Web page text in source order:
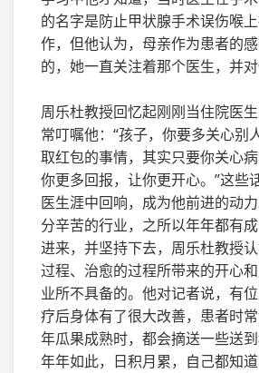
的名字是防止甲状腺手术误伤喉
作，但他认为，母亲作为患者的
的，她一直关注着那个医生，并对
周乐杜教授回忆起刚刚当住院医
常叮嘱他：“孩子，你要多关心别
取红包的事情，其实只要你关心
你更多回报，让你更开心。”这些
医生涯中回响，成为他前进的动
分辛苦的行业，之所以年年都有
进来，并坚持下去，周乐杜教授
过程、治愈的过程所带来的开心
业所不具备的。他对记者说，有
疗后身体有了很大改善，患者时
年瓜果成熟时，都会摘送一些送到
年年如此，日积月累，自己都知